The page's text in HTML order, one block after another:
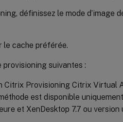
définissez le mode d’image
le cache préférée.
provisioning suivantes :
Citrix Provisioning Citrix Virtual
est disponible
et XenDesktop 7.7 ou version